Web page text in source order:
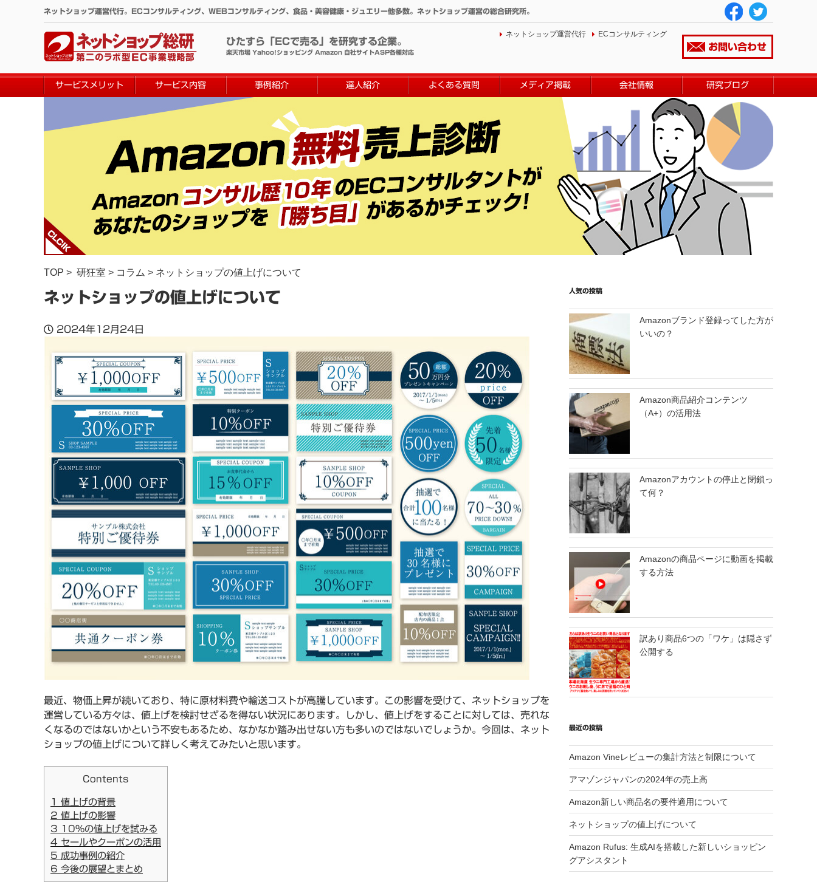
へ
ネットショップ運営代行。ECコンサルティング、WEBコンサルティング、食品・美容健康・ジュエリー他多数。ネットショップ運営の総合研究所。
ひたすら「ECで売る」を研究する企業。
楽天市場 Yahoo!ショッピング Amazon 自社サイトASP各種対応
ネットショップ運営代行 ECコンサルティング
お問い合わせ
サービスメリット サービス内容 事例紹介 達人紹介 よくある質問 メディア掲載 会社情報 研究ブログ
TOP > 研狂室 > コラム > ネットショップの値上げについて
ネットショップの値上げについて
2024年12月24日
最近、物価上昇が続いており、特に原材料費や輸送コストが高騰しています。この影響を受けて、ネットショップを
運営している方々は、値上げを検討せざるを得ない状況にあります。しかし、値上げをすることに対しては、売れな
くなるのではないかという不安もあるため、なかなか踏み出せない方も多いのではないでしょうか。今回は、ネット
ショップの値上げについて詳しく考えてみたいと思います。
Contents
1
値上げの背景
2 値上げの影響
3 10%の値上げを試みる
4 セールやクーポンの活用
5 成功事例の紹介
6 今後の展望とまとめ
人気の投稿
Amazonブランド登録ってした方が
いいの？
Amazon商品紹介コンテンツ
（A+）の活用法
Amazonアカウントの停止と閉鎖っ
て何？
Amazonの商品ページに動画を掲載
する方法
訳あり商品6つの「ワケ」は隠さず
公開する
最近の投稿
Amazon Vineレビューの集計方法と制限について
アマゾンジャパンの2024年の売上高
Amazon新しい商品名の要件適用について
ネットショップの値上げについて
Amazon Rufus: 生成AIを搭載した新しいショッピン
グアシスタント